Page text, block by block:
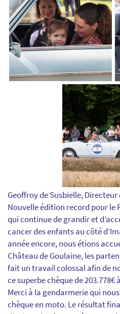
Geoffroy de Susbielle, Directeur
Nouvelle édition record pour le
qui continue de grandir et
cancer des enfants au côté
année encore, nous étions
Château de Goulaine, les
fait un travail colossal afin de
ce superbe chèque de 203.778€
Merci à la gendarmerie qui
chèque en moto. Le résultat